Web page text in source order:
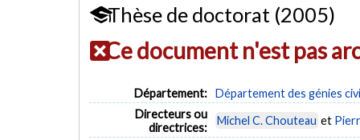
Thèse de doctorat (2005)
Ce document n'est pas
Département: Département des génies
Directeurs ou
directrices:
Michel C. Chouteau et